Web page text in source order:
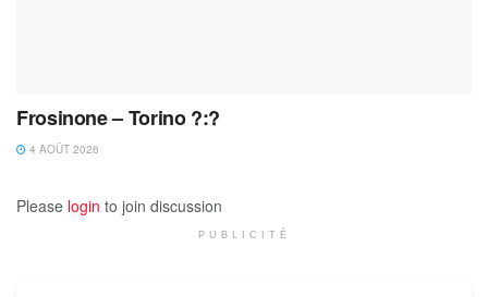
Frosinone – Torino ?:?
4 AOÛT 2026
Please login to join discussion
PUBLICITÉ